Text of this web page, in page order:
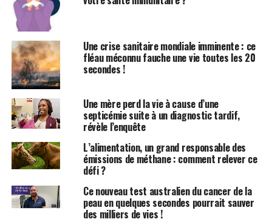
risque accru.
Les résultats ont été présentés le 31 juillet lors de la
Conférence internationale de l’Association Alzheimer
(AAIC) 2024.
Medecine : Des recherches
incohérentes
incohérente entre la consommation de viande rouge et
la santé cognitive.
Pour évaluer la relation entre l’alimentation et la
démence, les chercheurs ont utilisé des données
Une crise sanitaire mondiale imminente : ce
fléau méconnu fauche une vie toutes les 20
secondes !
Une mère perd la vie à cause d’une
septicémie suite à un diagnostic tardif,
révèle l’enquête
L’alimentation, un grand responsable des
émissions de méthane : comment relever ce
défi ?
Ce nouveau test australien du cancer de la
peau en quelques secondes pourrait sauver
des milliers de vies !